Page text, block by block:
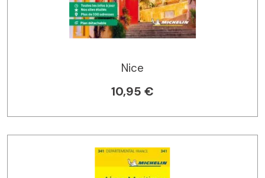
Nice
10,95 €